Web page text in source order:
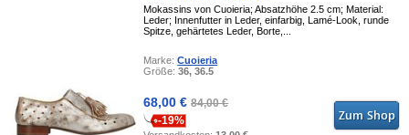
Mokassins von Cuoieria; Absatzhöhe 2.5 cm; Material:
Leder; Innenfutter in Leder, einfarbig, Lamé-Look, runde
Spitze, gehärtetes Leder, Borte,...
Marke:Cuoieria
Größe:36, 36.5
68,00 €84,00 €
-19%